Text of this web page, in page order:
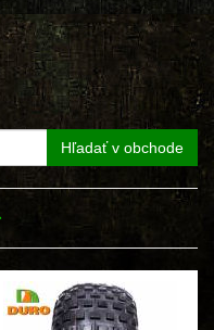
Hľadať v obchode